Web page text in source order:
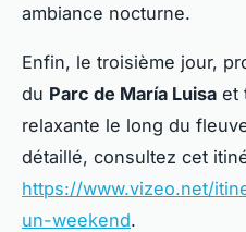
ambiance nocturne.
Enfin, le troisième jour,
du Parc de María Luisa et
relaxante le long du
détaillé, consultez cet
https://www.vizeo.net/
un-weekend.